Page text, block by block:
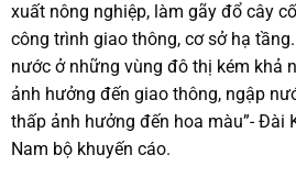
xuất nông nghiệp, làm gãy đổ cây
công trình giao thông, cơ sở hạ
nước ở những vùng đô thị kém khả
ảnh hưởng đến giao thông, ngập
thấp ảnh hưởng đến hoa màu”- Đài
Nam bộ khuyến cáo.